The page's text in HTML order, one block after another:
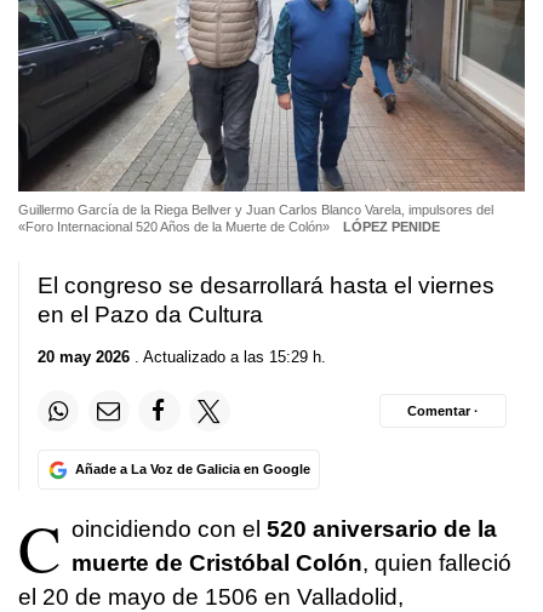
Guillermo García de la Riega Bellver y Juan Carlos Blanco Varela, impulsores del
«Foro Internacional 520 Años de la Muerte de Colón»
LÓPEZ PENIDE
El congreso se desarrollará hasta el viernes
en el Pazo da Cultura
20 may 2026 . Actualizado a las 15:29 h.
Añade a La Voz de Galicia en Google
Comentar ·
C oincidiendo con el 520 aniversario de la
muerte de Cristóbal Colón, quien falleció
el 20 de mayo de 1506 en Valladolid,